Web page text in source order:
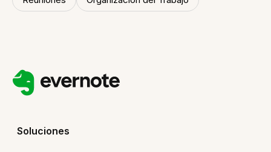
Soluciones